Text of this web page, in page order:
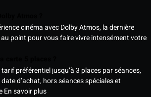
cinéma avec Dolby Atmos, la dernière
point pour vous faire vivre intensément votre
préférentiel jusqu’à 3 places par séances,
d’achat, hors séances spéciales et
En savoir plus